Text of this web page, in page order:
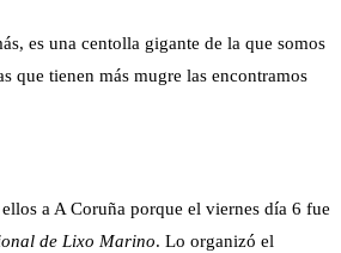
es una centolla gigante de la que somos
que tienen más mugre las encontramos
a A Coruña porque el viernes día 6 fue
de Lixo Marino. Lo organizó el